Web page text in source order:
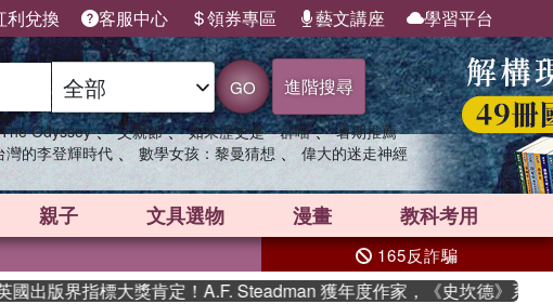
利兌換 客服中心 領券專區 藝文講座 學習平台
GO 進階搜尋
The Odyssey 、 父親節 、 如果歷史是一群喵 、 暑期推薦
灣的李登輝時代 、 數學女孩：黎曼猜想 、 偉大的迷走神經
親子 文具選物 漫畫 教科考用
165反詐騙
版界指標大獎肯定！A.F. Steadman 獲年度作家，《史坎德》系列帶你